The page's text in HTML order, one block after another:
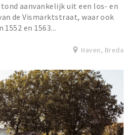
aanvankelijk uit een los- en
de Vismarktstraat, waar ook
1552 en 1563...
Haven, Breda